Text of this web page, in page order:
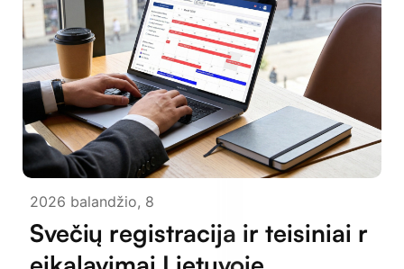
2026 balandžio, 8
Svečių registracija ir teisiniai r